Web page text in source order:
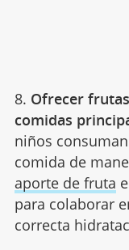
8. Ofrecer
comidas
niños
comida de
aporte de fruta
para colaborar
correcta